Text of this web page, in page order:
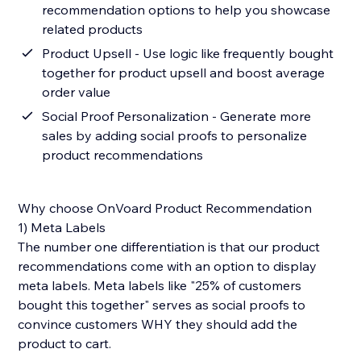
recommendation options to help you showcase
related products
Product Upsell - Use logic like frequently bought
together for product upsell and boost average
order value
Social Proof Personalization - Generate more
sales by adding social proofs to personalize
product recommendations
Why choose OnVoard Product Recommendation
1) Meta Labels
The number one differentiation is that our product
recommendations come with an option to display
meta labels. Meta labels like "25% of customers
bought this together" serves as social proofs to
convince customers WHY they should add the
product to cart.